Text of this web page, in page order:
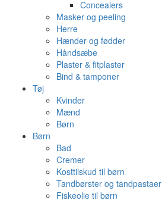
Concealers
Masker og peeling
Herre
Hænder og fødder
Håndsæbe
Plaster & fitplaster
Bind & tamponer
Tøj
Kvinder
Mænd
Børn
Børn
Bad
Cremer
Kosttilskud til børn
Tandbørster og tandpastaer
Fiskeolie til børn